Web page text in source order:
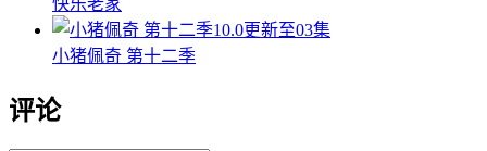
10.0更新至03集
小猪佩奇 第十二季
评论